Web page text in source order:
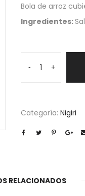
Bola de arroz
Ingredientes:
-
cantidad+
Categoría: Nigiri
RELACIONADOS